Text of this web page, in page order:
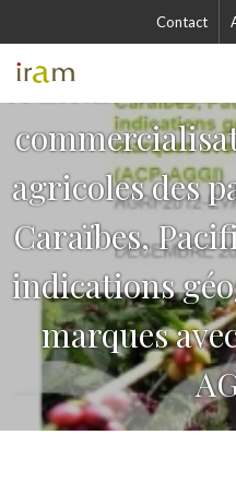
Contact
A LIRE:
agricoles des
Caraïbes,
indications
marques